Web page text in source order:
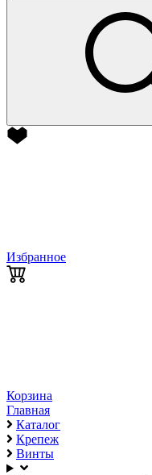
Избранное
Корзина
Главная
Каталог
Крепеж
Винты